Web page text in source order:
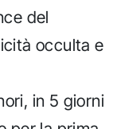
del
occulta e
in 5 giorni